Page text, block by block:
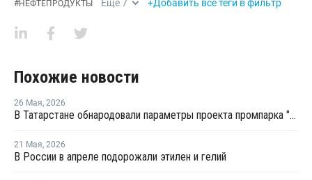
#НЕФТЕПРОДУКТЫ Еще7 +Добавить все теги в фильтр
Похожие новости
26 Мая, 2026
В Татарстане обнародовали параметры проекта промпарка "Этилен-600"
21 Мая, 2026
В России в апреле подорожали этилен и гелий